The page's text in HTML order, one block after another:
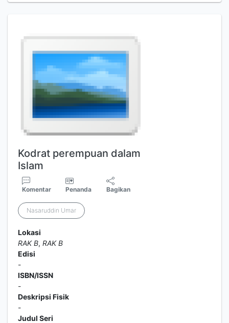
Kodrat perempuan dalam
Islam
Komentar Penanda Bagikan
Nasaruddin Umar
Lokasi
RAK B, RAK B
Edisi
-
ISBN/ISSN
-
Deskripsi Fisik
-
Judul Seri